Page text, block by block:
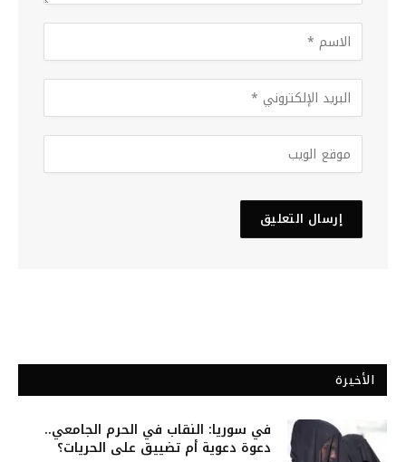
الأخيرة
في سوريا: النقاب في الحرم الجامعي..
دعوة دعوية أم تضييق على الحريات؟